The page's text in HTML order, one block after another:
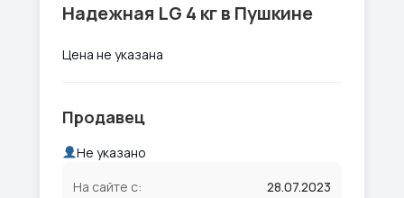
Надежная LG 4 кг в Пушкине
Цена не указана
Продавец
Не указано
На сайте с:
28.07.2023